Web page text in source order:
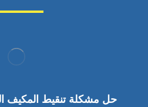
حل مشكلة تنقيط المكيف